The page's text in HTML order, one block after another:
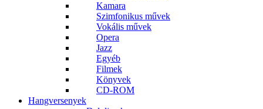
Kamara
Szimfonikus művek
Vokális művek
Opera
Jazz
Egyéb
Filmek
Könyvek
CD-ROM
Hangversenyek